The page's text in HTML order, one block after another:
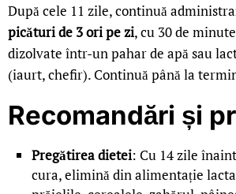
După cele 11 zile, continuă
picături de 3 ori pe zi, cu 30 de
dizolvate într-un pahar de apă sau
(iaurt, chefir). Continuă până la
Recomandări și
Pregătirea dietei: Cu 14 zile
cura, elimină din alimentație